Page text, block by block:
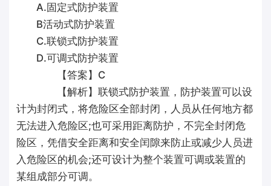
A.固定式防护装置
B活动式防护装置
C.联锁式防护装置
D.可调式防护装置
【答案】C
【解析】联锁式防护装置，防护装置可以设
计为封闭式，将危险区全部封闭，人员从任何地方都
无法进入危险区;也可采用距离防护，不完全封闭危
险区，凭借安全距离和安全闰隙来防止或减少人员进
入危险区的机会;还可设计为整个装置可调或装置的
某组成部分可调。